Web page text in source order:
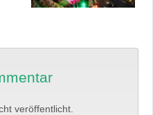
veröffentlicht.